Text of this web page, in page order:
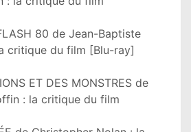
80 de Jean-Baptiste
critique du film [Blu-ray]
ET DES MONSTRES de
: la critique du film